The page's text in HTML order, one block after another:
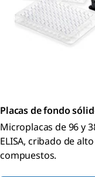
Placas de fondo
Microplacas de 96 y
ELISA, cribado de
compuestos.